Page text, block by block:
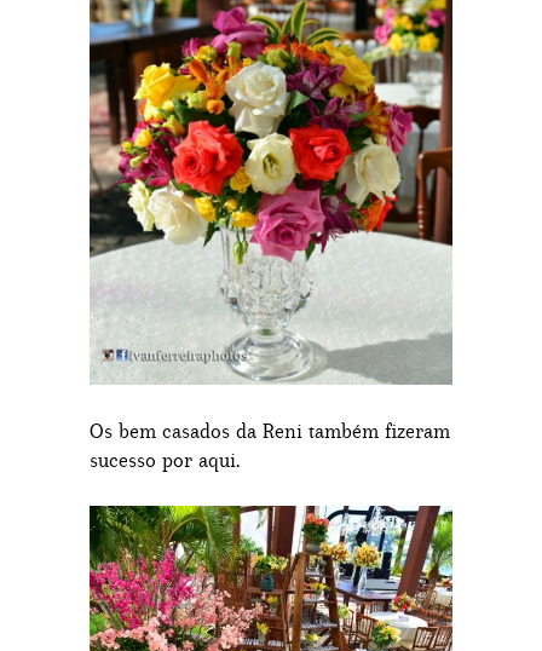
Os bem casados da Reni também fizeram
sucesso por aqui.